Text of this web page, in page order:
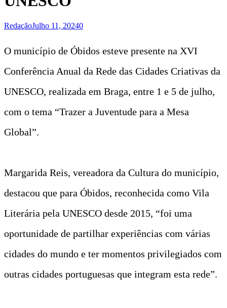
RedaçãoJulho 11, 20240
O município de Óbidos esteve presente na XVI
Conferência Anual da Rede das Cidades Criativas da
UNESCO, realizada em Braga, entre 1 e 5 de julho,
com o tema “Trazer a Juventude para a Mesa
Global”.
Margarida Reis, vereadora da Cultura do município,
destacou que para Óbidos, reconhecida como Vila
Literária pela UNESCO desde 2015, “foi uma
oportunidade de partilhar experiências com várias
cidades do mundo e ter momentos privilegiados com
outras cidades portuguesas que integram esta rede”.